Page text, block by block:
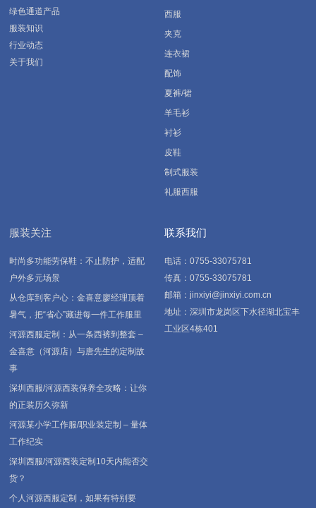
绿色通道产品
服装知识
行业动态
关于我们
西服
夹克
连衣裙
配饰
夏裤/裙
羊毛衫
衬衫
皮鞋
制式服装
礼服西服
服装关注
时尚多功能劳保鞋：不止防护，适配
户外多元场景
从仓库到客户心：金喜意廖经理顶着
暑气，把“省心”藏进每一件工作服里
河源西服定制：从一条西裤到整套 –
金喜意（河源店）与唐先生的定制故
事
深圳西服/河源西装保养全攻略：让你
的正装历久弥新
河源某小学工作服/职业装定制 – 量体
工作纪实
深圳西服/河源西装定制10天内能否交
货？
个人河源西服定制，如果有特别要
联系我们
电话：0755-33075781
传真：0755-33075781
邮箱：jinxiyi@jinxiyi.com.cn
地址：深圳市龙岗区下水径湖北宝丰
工业区4栋401